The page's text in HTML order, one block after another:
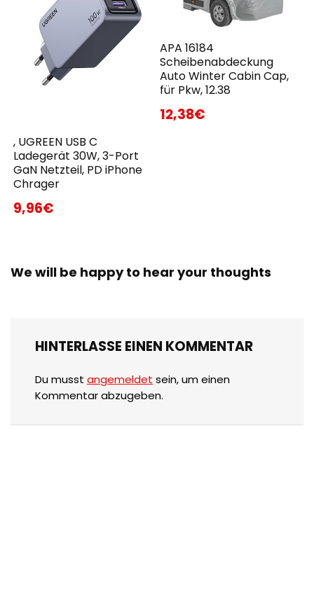
, UGREEN USB C
Ladegerät 30W, 3-Port
GaN Netzteil, PD iPhone
Chrager
9,96€
APA 16184
Scheibenabdeckung
Auto Winter Cabin Cap,
für Pkw, 12.38
12,38€
We will be happy to hear your thoughts
HINTERLASSE EINEN KOMMENTAR
Du musst angemeldet sein, um einen
Kommentar abzugeben.